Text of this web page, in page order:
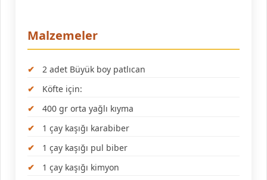
Malzemeler
2 adet Büyük boy patlıcan
Köfte için:
400 gr orta yağlı kıyma
1 çay kaşığı karabiber
1 çay kaşığı pul biber
1 çay kaşığı kimyon